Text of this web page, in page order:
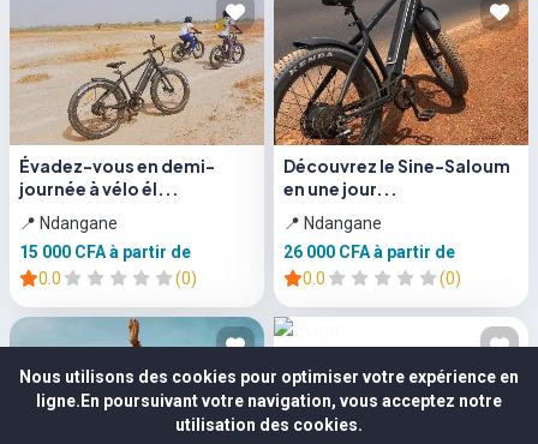
Évadez-vous en demi-
journée à vélo él...
📍 Ndangane
15 000 CFAà partir de
0.0
(0)
Découvrez le Sine-Saloum
en une jour...
📍 Ndangane
26 000 CFAà partir de
0.0
(0)
Nous utilisons des cookies pour optimiser votre expérience en
ligne.En poursuivant votre navigation, vous acceptez notre
utilisation des cookies.